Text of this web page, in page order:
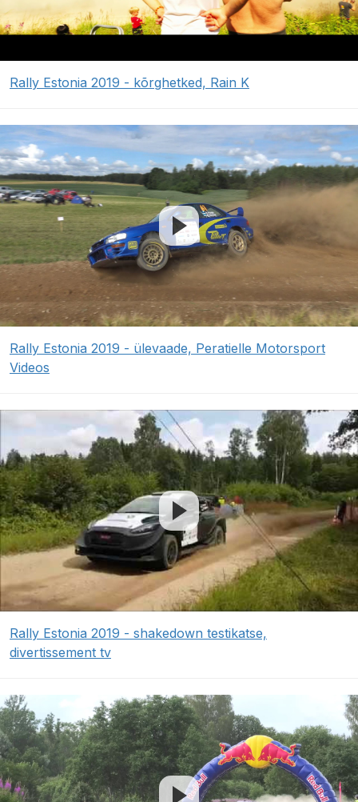
Rally Estonia 2019 - kõrghetked, Rain K
Rally Estonia 2019 - ülevaade, Peratielle Motorsport
Videos
Rally Estonia 2019 - shakedown testikatse,
divertissement tv